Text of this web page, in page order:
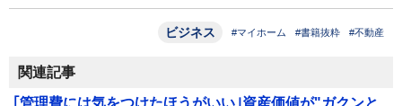
ビジネス #マイホーム #書籍抜粋 #不動産
関連記事
｢管理費には気をつけたほうがいい｣資産価値が"ガクンと